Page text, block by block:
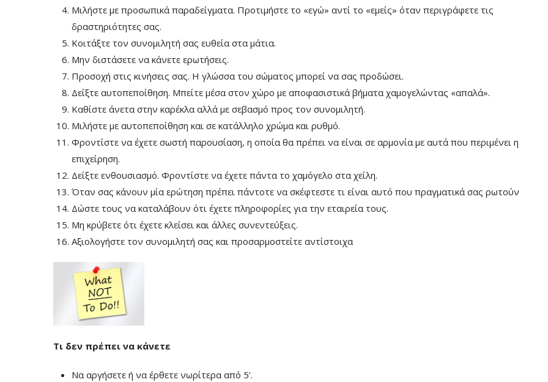
Μιλήστε με προσωπικά παραδείγματα. Προτιμήστε το «εγώ» αντί το «εμείς» όταν περιγράφετε τις
δραστηριότητες σας.
Κοιτάξτε τον συνομιλητή σας ευθεία στα μάτια.
Μην διστάσετε να κάνετε ερωτήσεις.
Προσοχή στις κινήσεις σας. Η γλώσσα του σώματος μπορεί να σας προδώσει.
Δείξτε αυτοπεποίθηση. Μπείτε μέσα στον χώρο με αποφασιστικά βήματα χαμογελώντας «απαλά».
Καθίστε άνετα στην καρέκλα αλλά με σεβασμό προς τον συνομιλητή.
Μιλήστε με αυτοπεποίθηση και σε κατάλληλο χρώμα και ρυθμό.
Φροντίστε να έχετε σωστή παρουσίαση, η οποία θα πρέπει να είναι σε αρμονία με αυτά που περιμένει η
επιχείρηση.
Δείξτε ενθουσιασμό. Φροντίστε να έχετε πάντα το χαμόγελο στα χείλη.
Όταν σας κάνουν μία ερώτηση πρέπει πάντοτε να σκέφτεστε τι είναι αυτό που πραγματικά σας ρωτούν
Δώστε τους να καταλάβουν ότι έχετε πληροφορίες για την εταιρεία τους.
Μη κρύβετε ότι έχετε κλείσει και άλλες συνεντεύξεις.
Αξιολογήστε τον συνομιλητή σας και προσαρμοστείτε αντίστοιχα
Τι δεν πρέπει να κάνετε
Να αργήσετε ή να έρθετε νωρίτερα από 5’.